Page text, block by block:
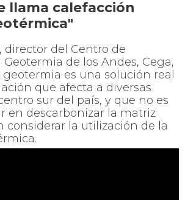
llama calefacción
director del Centro de
Geotermia de los Andes, Cega,
geotermia es una solución real
que afecta a diversas
sur del país, y que no es
en descarbonizar la matriz
considerar la utilización de la